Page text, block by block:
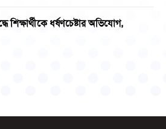
শিক্ষার্থীকে ধর্ষণচেষ্টার অভিযোগ,